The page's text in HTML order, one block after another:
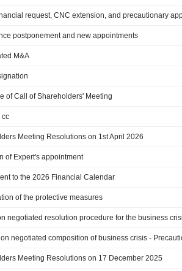
request, CNC extension, and precautionary
postponement and new appointments
M&A
of Call of Shareholders' Meeting
cc
Meeting Resolutions on 1st April 2026
of Expert's appointment
to the 2026 Financial Calendar
of the protective measures
Meeting Resolutions on 17 December 2025